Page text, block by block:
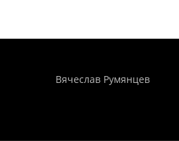
Вячеслав Румянцев